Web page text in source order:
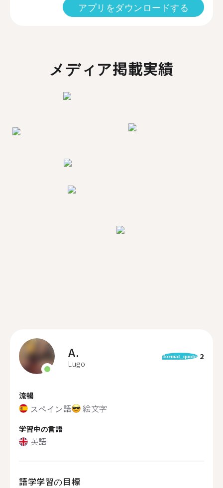
アプリをダウンロードする
メディア掲載実績
A.
Lugo
format_quote 2
流暢
スペイン語 絵文字
学習中の言語
英語
語学学習の目標